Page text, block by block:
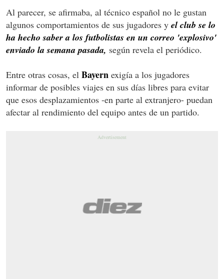
Al parecer, se afirmaba, al técnico español no le gustan
algunos comportamientos de sus jugadores y el club se lo
ha hecho saber a los futbolistas en un correo 'explosivo'
enviado la semana pasada, según revela el periódico.
Entre otras cosas, el Bayern exigía a los jugadores
informar de posibles viajes en sus días libres para evitar
que esos desplazamientos -en parte al extranjero- puedan
afectar al rendimiento del equipo antes de un partido.